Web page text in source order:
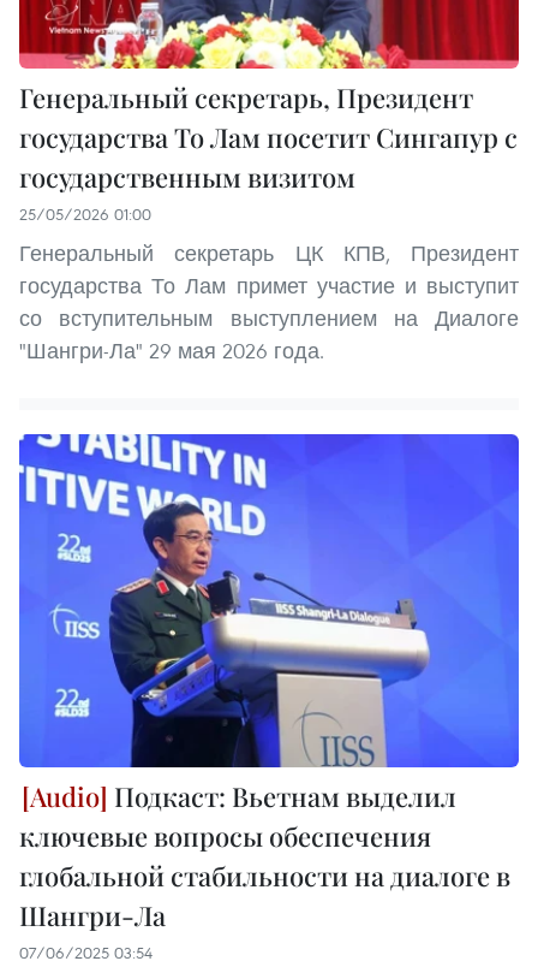
Генеральный секретарь, Президент
государства То Лам посетит Сингапур с
государственным визитом
25/05/2026 01:00
Генеральный секретарь ЦК КПВ, Президент
государства То Лам примет участие и выступит
со вступительным выступлением на Диалоге
"Шангри-Ла" 29 мая 2026 года.
Подкаст: Вьетнам выделил
ключевые вопросы обеспечения
глобальной стабильности на диалоге в
Шангри-Ла
07/06/2025 03:54